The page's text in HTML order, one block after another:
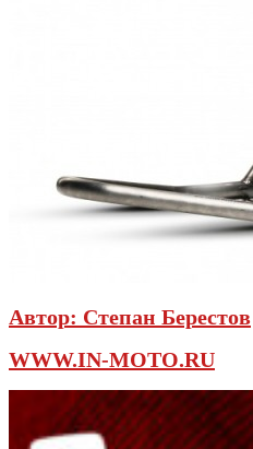
Автор: Степан Берестов
WWW.IN-MOTO.RU